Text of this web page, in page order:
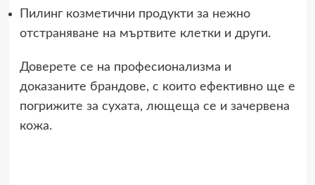
Пилинг козметични продукти за нежно
отстраняване на мъртвите клетки и други.
Доверете се на професионализма и
доказаните брандове, с които ефективно ще е
погрижите за сухата, лющеща се и зачервена
кожа.